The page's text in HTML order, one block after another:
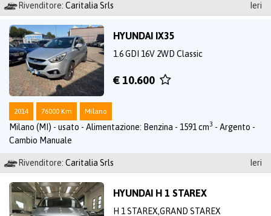
Rivenditore: Caritalia Srls Ieri
HYUNDAI IX35
1.6 GDI 16V 2WD Classic
€ 10.600
2014 76000 Km Milano
Milano (MI) - usato - Alimentazione: Benzina - 1591 cm3 - Argento -
Cambio Manuale
Rivenditore: Caritalia Srls Ieri
HYUNDAI H 1 STAREX
H 1 STAREX,GRAND STAREX